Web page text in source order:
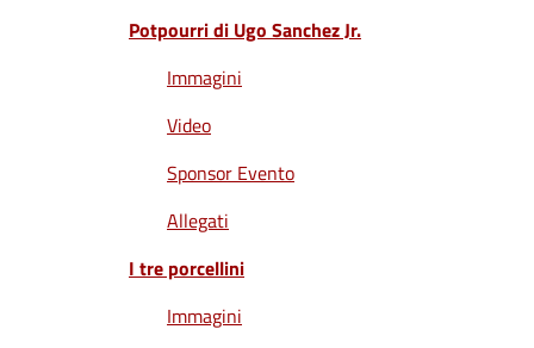
Potpourri di Ugo Sanchez Jr.
Immagini
Video
Sponsor Evento
Allegati
I tre porcellini
Immagini